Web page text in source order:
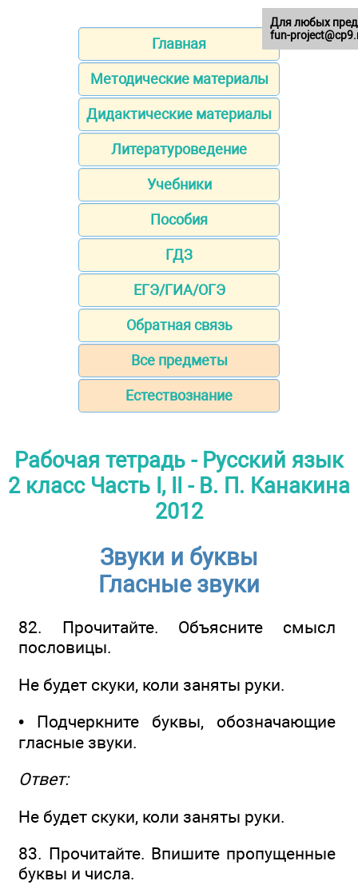
Главная
Методические материалы
Дидактические материалы
Литературоведение
Учебники
Пособия
ГДЗ
ЕГЭ/ГИА/ОГЭ
Обратная связь
Все предметы
Естествознание
Рабочая тетрадь - Русский язык
2 класс Часть I, II - В. П. Канакина
2012
Звуки и буквы
Гласные звуки
82. Прочитайте. Объясните смысл
пословицы.
Не будет скуки, коли заняты руки.
• Подчеркните буквы, обозначающие
гласные звуки.
Ответ:
Не будет скуки, коли заняты руки.
83. Прочитайте. Впишите пропущенные
буквы и числа.
Для любых
fun-